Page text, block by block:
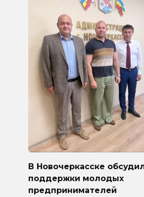
В Новочеркасске
поддержки молодых
предпринимателей